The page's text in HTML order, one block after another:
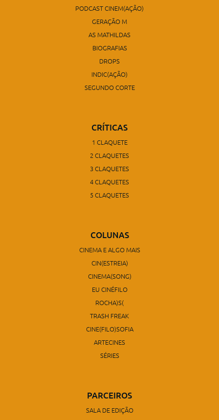
PODCAST CINEM(AÇÃO)
GERAÇÃO M
AS MATHILDAS
BIOGRAFIAS
DROPS
INDIC(AÇÃO)
SEGUNDO CORTE
CRÍTICAS
1 CLAQUETE
2 CLAQUETES
3 CLAQUETES
4 CLAQUETES
5 CLAQUETES
COLUNAS
CINEMA E ALGO MAIS
CIN(ESTREIA)
CINEMA(SONG)
EU CINÉFILO
ROCHA)S(
TRASH FREAK
CINE(FILO)SOFIA
ARTECINES
SÉRIES
PARCEIROS
SALA DE EDIÇÃO